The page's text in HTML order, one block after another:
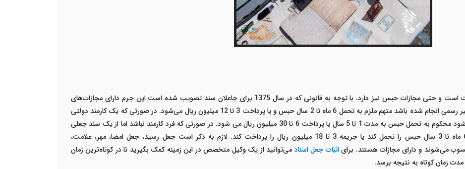
نیز مانند سایر خلاف‌ها دارای مجازات است و حتی مجازات حبس نیز دارد. با توجه به قانونی که در سال 1375 برای جاعلان سند تصویب شده است این جرم دارای مجازات‌های
سنگینی است. در صورتی که جعل برای اسناد غیر رسمی انجام شده باشد متهم ملزم به تحمل 6 ماه تا 2 سال حبس و یا پرداخت 3 تا 12 میلیون ریال می‌شود. در صورتی که یک کارمند دولتی
متهم به جعل سند در هنگام انجام وظیفه خود شود محکوم به تحمل حبس به مدت 1 تا 5 سال یا پرداخت 6 تا 30 میلیون ریال می شود. در صورتی که فرد کارمند نباشد اما از یک سند جعلی
استفاده کند مرتکب جرم شده است و باید 6 ماه تا 3 سال حبس را تحمل کند یا جریمه 3 تا 18 میلیون ریال را پرداخت کند. لازم به ذکر است جعل رسید، جعل امضا، مهر، علامت،
می‌شوند و دارای مجازات هستند. برایاثبات جعل اسناد می‌توانید از یک وکیل متخصص در این زمینه کمک بگیرید تا در کوتاه‌ترین زمان
زمان کوتاه به نتیجه برسد.